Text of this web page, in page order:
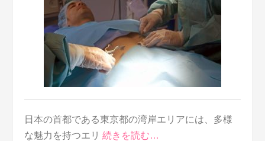
日本の首都である東京都の湾岸エリアには、多様
な魅力を持つエリ 続きを読む…